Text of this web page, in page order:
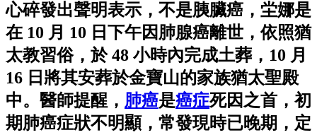
心碎發出聲明表示，不是胰臟癌，坣娜是
在 10 ⽉ 10 ⽇下午因肺腺癌離世，依照猶
太教習俗，於 48 ⼩時內完成⼟葬，10 ⽉
16 ⽇將其安葬於⾦寶⼭的家族猶太聖殿
中。醫師提醒， 肺癌是癌症死因之首，初
期肺癌症狀不明顯，常發現時已晚期，定